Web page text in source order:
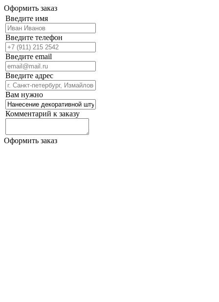
Оформить заказ
Введите имя
Введите телефон
Введите email
Введите адрес
Вам нужно
Комментарий к заказу
Оформить заказ